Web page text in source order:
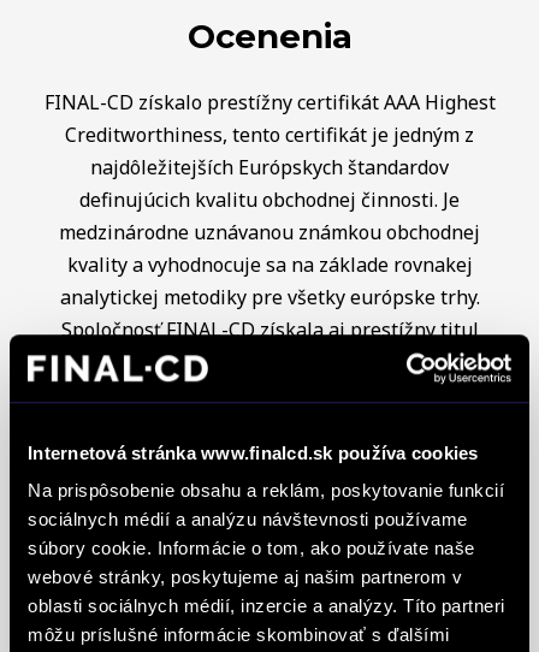
Internetová stránka www.finalcd.sk používa cookies
Na prispôsobenie obsahu a reklám, poskytovanie funkcií
sociálnych médií a analýzu návštevnosti používame
súbory cookie. Informácie o tom, ako používate naše
webové stránky, poskytujeme aj našim partnerom v
oblasti sociálnych médií, inzercie a analýzy. Títo partneri
môžu príslušné informácie skombinovať s ďalšími
Ocenenia
FINAL-CD získalo prestížny certifikát AAA Highest
Creditworthiness, tento certifikát je jedným z
najdôležitejších Európskych štandardov
definujúcich kvalitu obchodnej činnosti. Je
medzinárodne uznávanou známkou obchodnej
kvality a vyhodnocuje sa na základe rovnakej
analytickej metodiky pre všetky európske trhy.
Spoločnosť FINAL-CD získala aj prestížny titul
Superbrands, už tretí rok po sebe. Medzi
globálnou autoritou v oblasti hodnotenia a
oceňovania obchodných značiek a znakom
špeciálneho postavenia a uznania vynikajúcej
pozície značky na lokálnom trhu. Na základe
jednotných kritérií a metód každoročne oceňuje
najlepšie z najlepších značiek v takmer 90